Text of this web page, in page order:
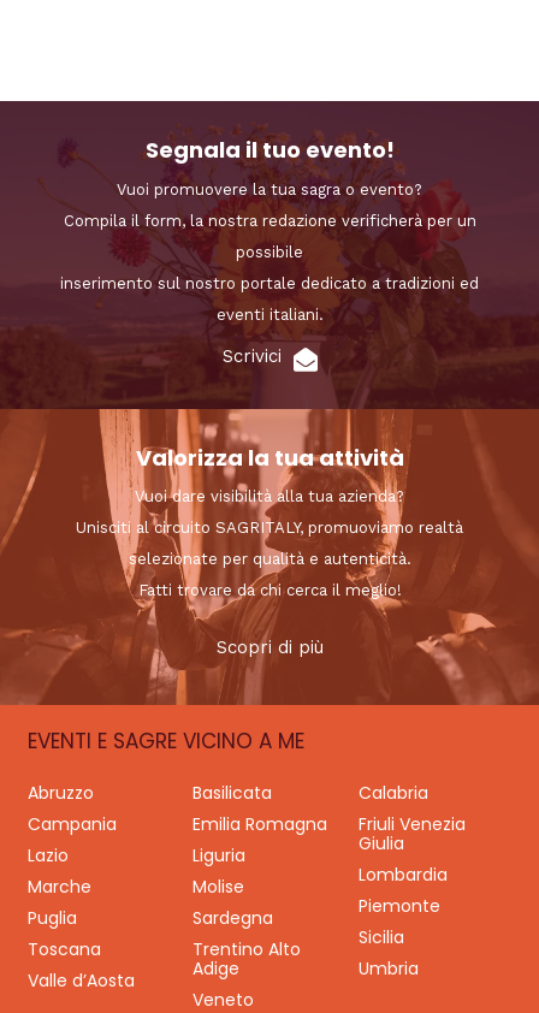
Segnala il tuo evento!
Vuoi promuovere la tua sagra o evento?
Compila il form, la nostra redazione verificherà per un
possibile
inserimento sul nostro portale dedicato a tradizioni ed
eventi italiani.
Scrivici
Valorizza la tua attività
Vuoi dare visibilità alla tua azienda?
Unisciti al circuito SAGRITALY, promuoviamo realtà
selezionate per qualità e autenticità.
Fatti trovare da chi cerca il meglio!
Scopri di più
EVENTI E SAGRE VICINO A ME
Abruzzo Basilicata
Calabria
Campania
Emilia Romagna
Friuli Venezia
Giulia
Lazio
Liguria
Lombardia
Marche
Molise
Piemonte
Puglia
Sardegna
Sicilia
Toscana
Trentino Alto
Adige
Umbria
Valle d’Aosta
Veneto